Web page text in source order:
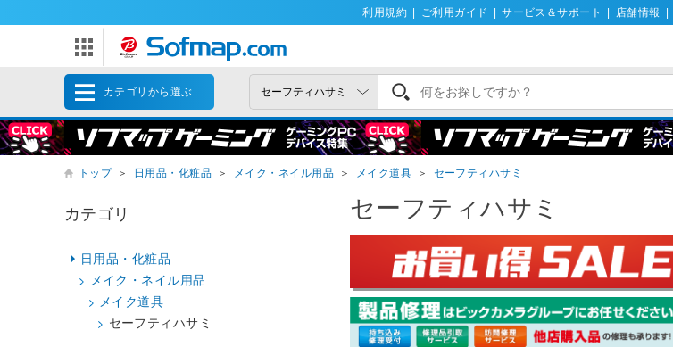
利用規約 ご利用ガイド サービス＆サポート 店舗情報
カテゴリから選ぶ
トップ ＞ 日用品・化粧品 ＞ メイク・ネイル用品 ＞ メイク道具 ＞ セーフティハサミ
セーフティハサミ
カテゴリ
日用品・化粧品
メイク・ネイル用品
メイク道具
セーフティハサミ